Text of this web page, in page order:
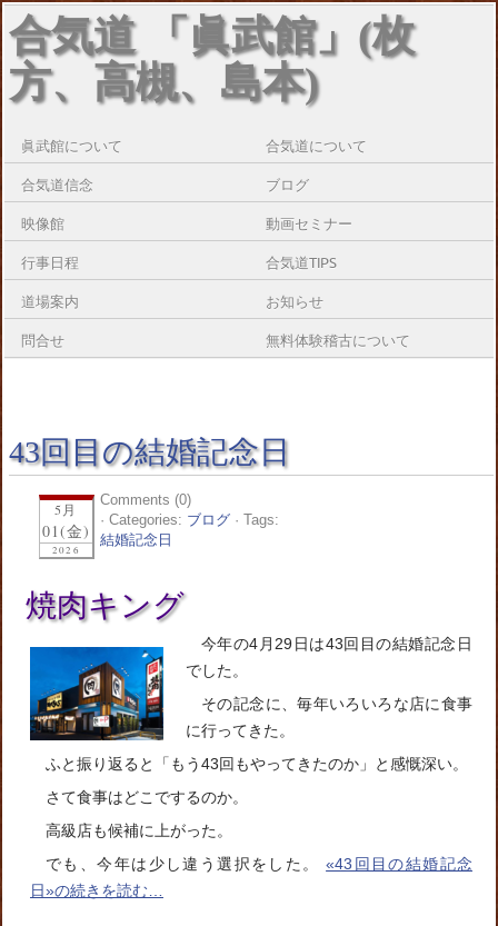
合気道 「眞武館」(枚
方、高槻、島本)
眞武館について 合気道について
合気道信念 ブログ
映像館 動画セミナー
行事日程 合気道TIPS
道場案内 お知らせ
問合せ 無料体験稽古について
43回目の結婚記念日
5月
01(金)
2026
Comments (0)
· Categories: ブログ · Tags:
結婚記念日
焼肉キング
今年の4月29日は43回目の結婚記念日
でした。
その記念に、毎年いろいろな店に食事
に行ってきた。
ふと振り返ると「もう43回もやってきたのか」と感慨深い。
さて食事はどこでするのか。
高級店も候補に上がった。
でも、今年は少し違う選択をした。«43回目の結婚記念
日»の続きを読む…